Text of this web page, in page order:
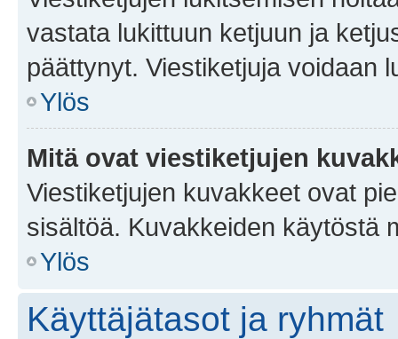
vastata lukittuun ketjuun ja
päättynyt. Viestiketjuja voidaan
Ylös
Mitä ovat viestiketjujen
Viestiketjujen kuvakkeet ovat
sisältöä. Kuvakkeiden käytöstä
Ylös
Käyttäjätasot ja ryhmät